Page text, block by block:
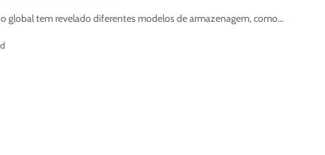
global tem revelado diferentes modelos de armazenagem, como…